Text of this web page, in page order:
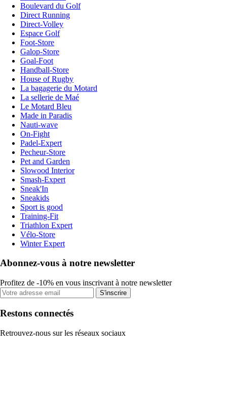
Boulevard du Golf
Direct Running
Direct-Volley
Espace Golf
Foot-Store
Galop-Store
Goal-Foot
Handball-Store
House of Rugby
La bagagerie du Motard
La sellerie de Maé
Le Motard Bleu
Made in Paradis
Nauti-wave
On-Fight
Padel-Expert
Pecheur-Store
Pet and Garden
Slowood Interior
Smash-Expert
Sneak'In
Sneakids
Sport is good
Training-Fit
Triathlon Expert
Vélo-Store
Winter Expert
Abonnez-vous à notre newsletter
Profitez de -10% en vous inscrivant à notre newsletter
S'inscrire
Restons connectés
Retrouvez-nous sur les réseaux sociaux